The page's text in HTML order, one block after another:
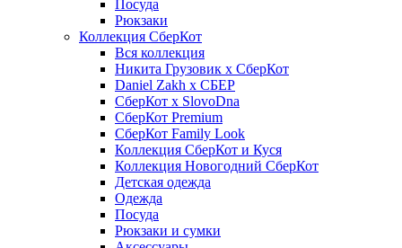
Посуда
Рюкзаки
Коллекция СберКот
Вся коллекция
Никита Грузовик х СберКот
Daniel Zakh x СБЕР
СберКот x SlovoDna
СберКот Premium
СберКот Family Look
Коллекция СберКот и Куся
Коллекция Новогодний СберКот
Детская одежда
Одежда
Посуда
Рюкзаки и сумки